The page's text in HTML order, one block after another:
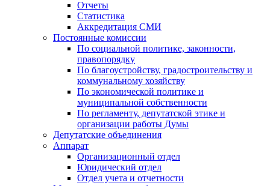
Отчеты
Статистика
Аккредитация СМИ
Постоянные комиссии
По социальной политике, законности,
правопорядку
По благоустройству, градостроительству и
коммунальному хозяйству
По экономической политике и
муниципальной собственности
По регламенту, депутатской этике и
организации работы Думы
Депутатские объединения
Аппарат
Организационный отдел
Юридический отдел
Отдел учета и отчетности